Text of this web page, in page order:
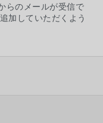
らのメールが受信で
加していただくよう